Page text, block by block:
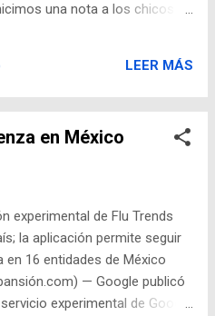
una nota a los chicos de
imperdible!
LEER MÁS
en México
experimental de Flu Trends
la aplicación permite seguir
16 entidades de México
— Google publicó
experimental de Google